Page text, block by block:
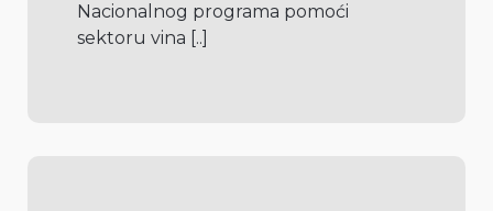
Nacionalnog programa pomoći
sektoru vina [..]